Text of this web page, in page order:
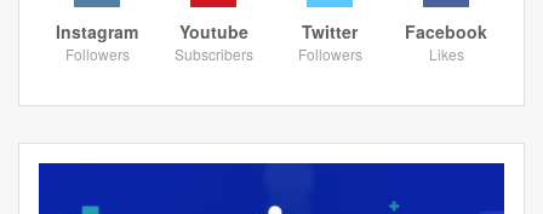
Facebook
Likes
Twitter
Followers
Youtube
Subscribers
Instagram
Followers